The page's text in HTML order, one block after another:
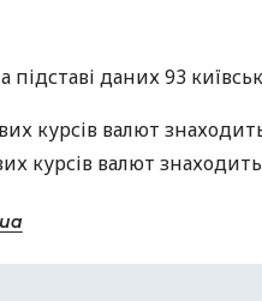
даних 93
курсів валют
курсів валют